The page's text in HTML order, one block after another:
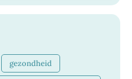
gezondheid